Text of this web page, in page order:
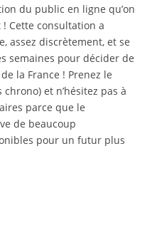
du public en ligne qu’on
Cette consultation a
assez discrètement, et se
semaines pour décider de
la France ! Prenez le
et n’hésitez pas à
parce que le
de beaucoup
pour un futur plus